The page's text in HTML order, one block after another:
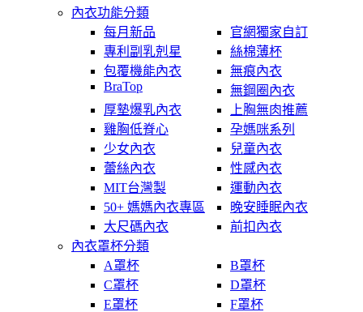
內衣功能分類
每月新品
官網獨家自訂
專利副乳剋星
絲棉薄杯
包覆機能內衣
無痕內衣
BraTop
無鋼圈內衣
厚墊爆乳內衣
上胸無肉推薦
雞胸低脊心
孕媽咪系列
少女內衣
兒童內衣
蕾絲內衣
性感內衣
MIT台灣製
運動內衣
50+ 媽媽內衣專區
晚安睡眠內衣
大尺碼內衣
前扣內衣
內衣罩杯分類
A罩杯
B罩杯
C罩杯
D罩杯
E罩杯
F罩杯